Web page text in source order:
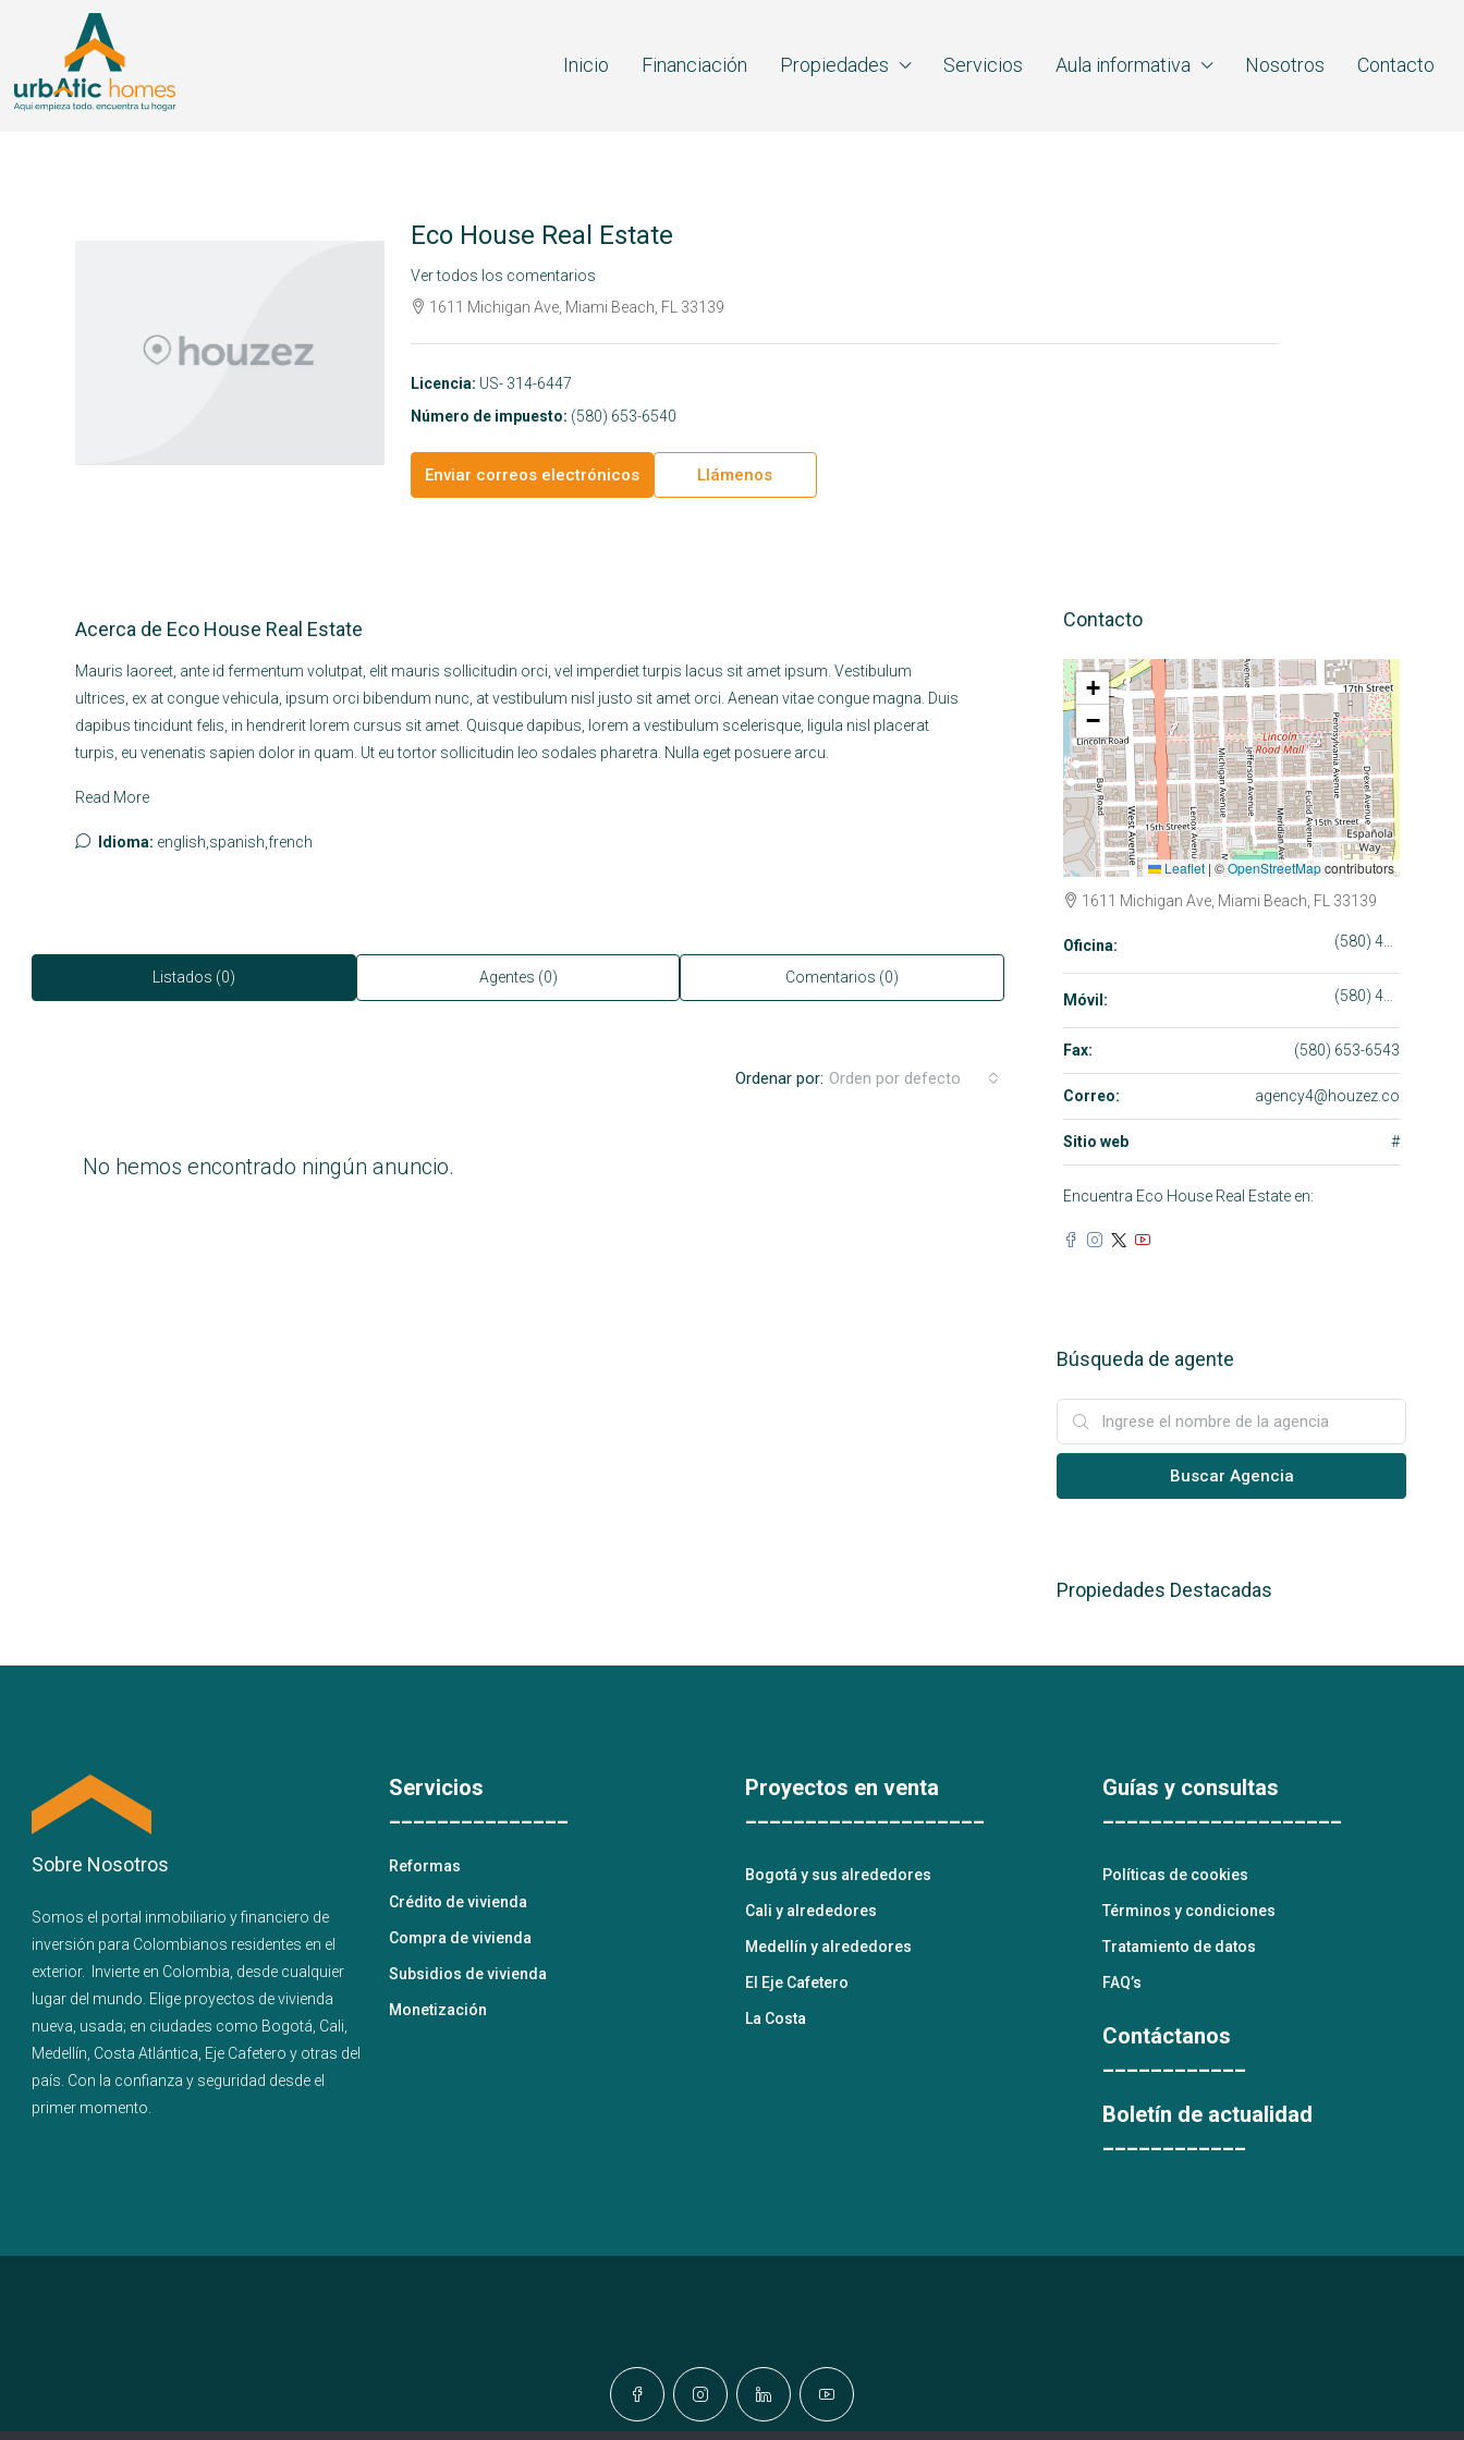
Inicio Financiación Propiedades Servicios Aula informativa Nosotros Contacto
Eco House Real Estate
Ver todos los comentarios
1611 Michigan Ave, Miami Beach, FL 33139
Licencia: US- 314-6447
Número de impuesto: (580) 653-6540
Enviar correos electrónicos Llámenos
Acerca de Eco House Real Estate
Mauris laoreet, ante id fermentum volutpat, elit mauris sollicitudin orci, vel imperdiet turpis lacus sit amet ipsum. Vestibulum
ultrices, ex at congue vehicula, ipsum orci bibendum nunc, at vestibulum nisl justo sit amet orci. Aenean vitae congue magna. Duis
dapibus tincidunt felis, in hendrerit lorem cursus sit amet. Quisque dapibus, lorem a vestibulum scelerisque, ligula nisl placerat
turpis, eu venenatis sapien dolor in quam. Ut eu tortor sollicitudin leo sodales pharetra. Nulla eget posuere arcu.
Read More
Idioma: english,spanish,french
Listados (0) Agentes (0) Comentarios (0)
Ordenar por: Orden por defecto
No hemos encontrado ningún anuncio.
Contacto
+
−
Leaflet | ©OpenStreetMapcontributors
1611 Michigan Ave, Miami Beach, FL 33139
Oficina:
Móvil:
Fax: (580) 653-6543
Correo: agency4@houzez.co
Sitio web #
Encuentra Eco House Real Estate en:
Búsqueda de agente
Buscar Agencia
Propiedades Destacadas
Sobre Nosotros
Somos el portal inmobiliario yfinanciero de
inversión para Colombianos residentes en el
exterior.
Invierte en Colombia, desde cualquier
lugar del mundo. Elige proyectos devivienda
nueva usada; en ciudades como Bogotá Cali
Medellín Costa Atlántica Eje Cafetero y otras del
país . Con la confianza y seguridad desde el
primer momento.
Servicios
_______________
Reformas
Crédito de vivienda
Compra de vivienda
Subsidios de vivienda
Monetización
Proyectos en venta
____________________
Bogotá y sus alrededores
Cali y alrededores
Medellín y alrededores
El Eje Cafetero
La Costa
Guías y consultas
____________________
Políticas de cookies
Términos y condiciones
Tratamiento de datos
FAQ’s
Contáctanos
____________
Boletín de actualidad
____________